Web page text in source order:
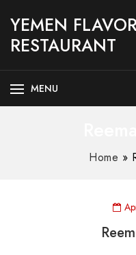
YEMEN
RESTAURANT
MENU
Home »